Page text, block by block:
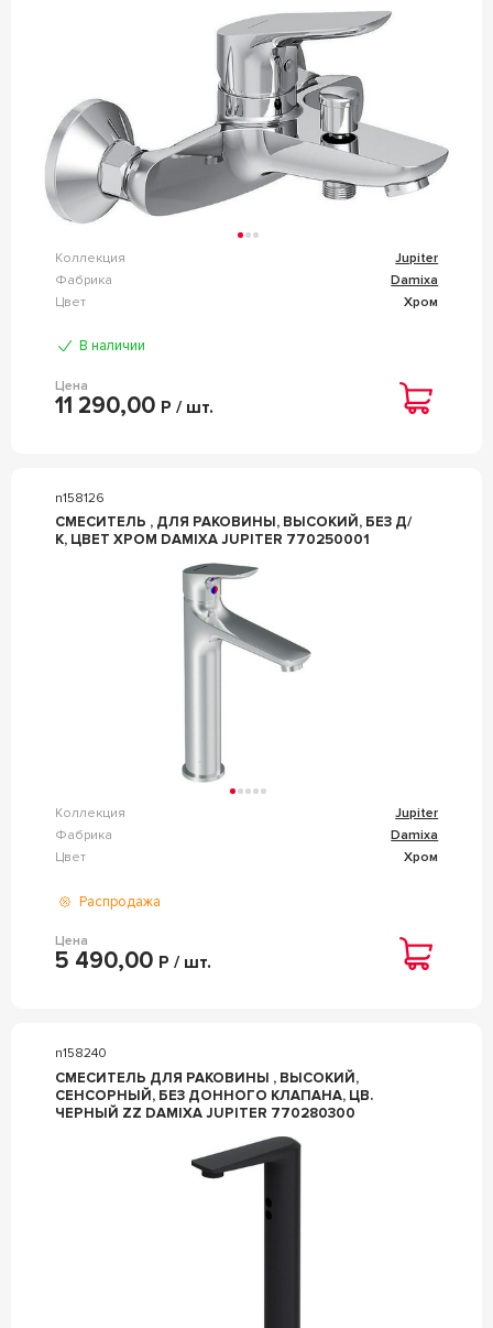
Коллекция
Jupiter
Фабрика
Damixa
Цвет
Хром
В наличии
Цена
11 290,00 Р / шт.
n158126
СМЕСИТЕЛЬ , ДЛЯ РАКОВИНЫ, ВЫСОКИЙ, БЕЗ Д/
К, ЦВЕТ ХРОМ DAMIXA JUPITER 770250001
Коллекция
Jupiter
Фабрика
Damixa
Цвет
Хром
Распродажа
Цена
5 490,00 Р / шт.
n158240
СМЕСИТЕЛЬ ДЛЯ РАКОВИНЫ , ВЫСОКИЙ,
СЕНСОРНЫЙ, БЕЗ ДОННОГО КЛАПАНА, ЦВ.
ЧЕРНЫЙ ZZ DAMIXA JUPITER 770280300